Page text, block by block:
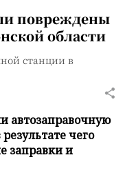
повреждены
области
станции в
автозаправочную
чего
заправки и